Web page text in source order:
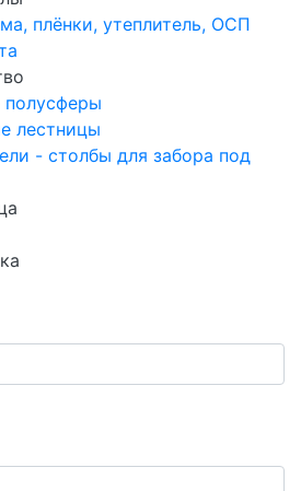
плёнки, утеплитель, ОСП
полусферы
лестницы
- столбы для забора под